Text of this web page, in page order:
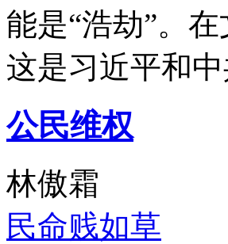
能是“浩劫”。
这是习近平和
公民维权
林傲霜
民命贱如草